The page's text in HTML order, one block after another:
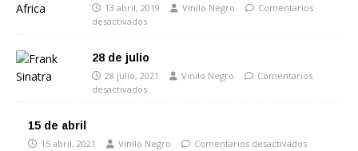
13 abril, 2019 Vinilo Negro
Comentarios
desactivados
28 de julio
28 julio, 2021 Vinilo Negro
Comentarios
desactivados
15 de abril
15 abril, 2021 Vinilo Negro Comentarios desactivados